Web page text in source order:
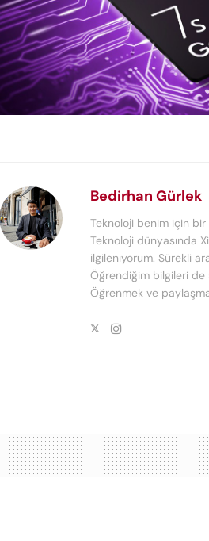
Bedirhan Gürlek
Teknoloji benim için
Teknoloji dünyasında
ilgileniyorum. Sürekli
Öğrendiğim bilgileri de
Öğrenmek ve